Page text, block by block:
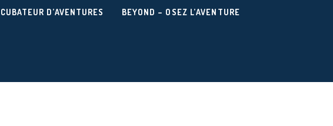
D’AVENTURES BEYOND – OSEZ L’AVENTURE